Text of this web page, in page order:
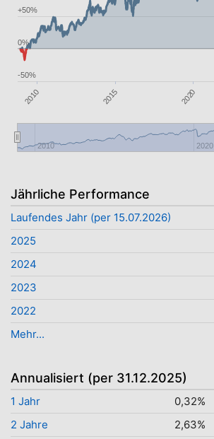
2010 2015 2020
2010 2020
-50%
0%
+50%
Jährliche Performance
Laufendes Jahr (per 15.07.2026)
2025
2024
2023
2022
Mehr...
Annualisiert (per 31.12.2025)
1 Jahr
0,32%
2 Jahre
2,63%